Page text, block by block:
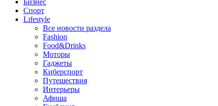
Бизнес
Спорт
Lifestyle
Все новости раздела
Fashion
Food&Drinks
Моторы
Гаджеты
Киберспорт
Путешествия
Интерьеры
Афиша